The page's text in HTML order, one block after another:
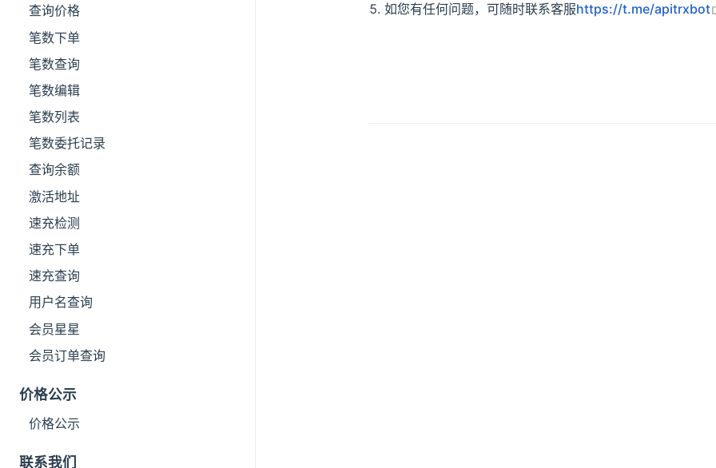
查询价格
笔数下单
笔数查询
笔数编辑
笔数列表
笔数委托记录
查询余额
激活地址
速充检测
速充下单
速充查询
用户名查询
会员星星
会员订单查询
价格公示
价格公示
联系我们
如您有任何问题，可随时联系客服https://t.me/apitrxbot